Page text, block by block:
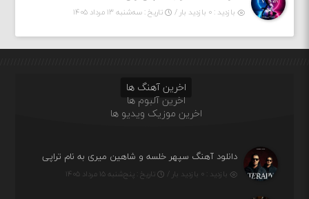
بازدید : ۰ بازدید بار / تاریخ : سه‌شنبه ۱۳ مرداد ۱۴۰۵
اخرین آهنگ ها
اخرین آلبوم ها
اخرین موزیک ویدیو ها
دانلود آهنگ سپهر خلسه و شاهین میری به نام تراپی
بازدید : ۰ بازدید بار / تاریخ : پنج‌شنبه ۱۵ مرداد ۱۴۰۵